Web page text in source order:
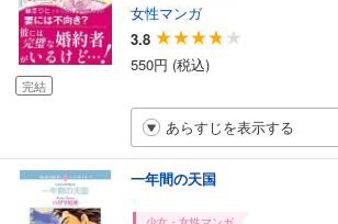
完結
女性マンガ
3.8
550円 (税込)
あらすじを表示する
一年間の天国